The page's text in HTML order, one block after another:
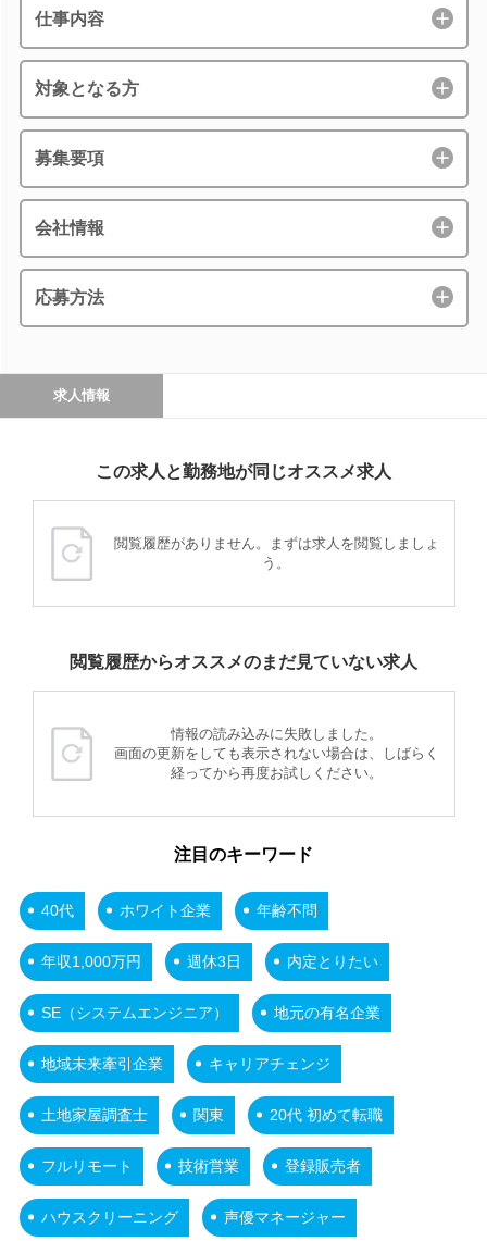
仕事内容
対象となる方
募集要項
会社情報
応募方法
求人情報
この求人と勤務地が同じオススメ求人
閲覧履歴がありません。まずは求人を閲覧しましょ
う。
閲覧履歴からオススメのまだ見ていない求人
情報の読み込みに失敗しました。
画面の更新をしても表示されない場合は、しばらく
経ってから再度お試しください。
注目のキーワード
40代 ホワイト企業 年齢不問
年収1,000万円 週休3日 内定とりたい
SE（システムエンジニア） 地元の有名企業
地域未来牽引企業 キャリアチェンジ
土地家屋調査士 関東 20代 初めて転職
フルリモート 技術営業 登録販売者
ハウスクリーニング 声優マネージャー